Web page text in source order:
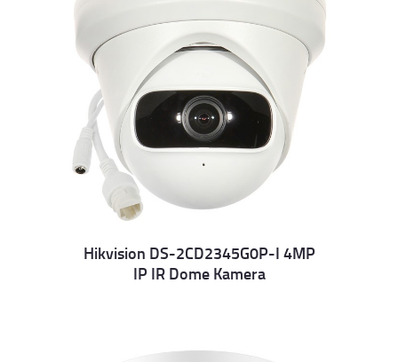
Details
Hikvision DS-2CD2345G0P-I 4MP
IP IR Dome Kamera